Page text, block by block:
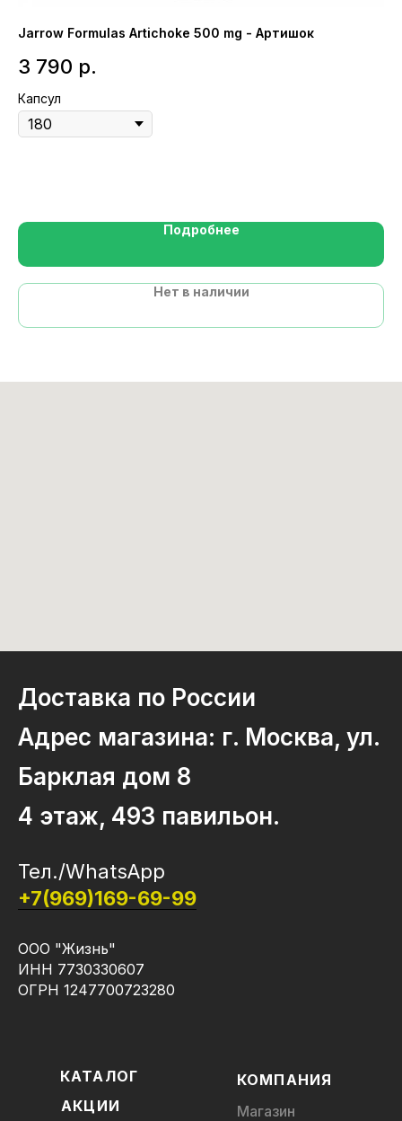
Jarrow Formulas Artichoke 500 mg - Артишок
3 790 р.
Капсул
Подробнее
Нет в наличии
Доставка по России
Адрес магазина: г. Москва, ул.
Барклая дом 8
4 этаж, 493 павильон.
Тел./WhatsApp
+7(969)169-69-99
ООО "Жизнь"
ИНН 7730330607
ОГРН 1247700723280
КАТАЛОГ
АКЦИИ
Магазин
КОМПАНИЯ